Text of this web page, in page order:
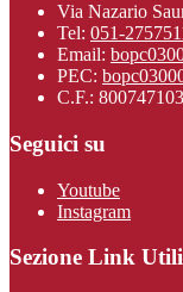
Via Nazario
Tel: 051-
Email:
PEC:
C.F.:
Seguici su
Youtube
Instagram
Sezione Link Utili